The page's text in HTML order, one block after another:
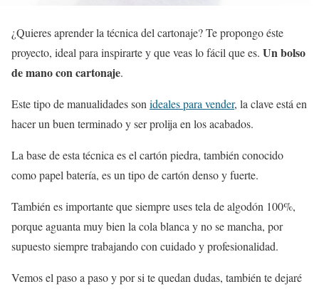
¿Quieres aprender la técnica del cartonaje? Te propongo éste
proyecto, ideal para inspirarte y que veas lo fácil que es. Un bolso
de mano con cartonaje.
Este tipo de manualidades sonideales para vender, la clave está en
hacer un buen terminado y ser prolija en los acabados.
La base de esta técnica es el cartón piedra, también conocido
como papel batería, es un tipo de cartón denso y fuerte.
También es importante que siempre uses tela de algodón 100%,
porque aguanta muy bien la cola blanca y no se mancha, por
supuesto siempre trabajando con cuidado y profesionalidad.
Vemos el paso a paso y por si te quedan dudas, también te dejaré